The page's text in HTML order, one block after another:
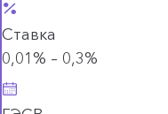
Ставка
0,01% – 0,3%